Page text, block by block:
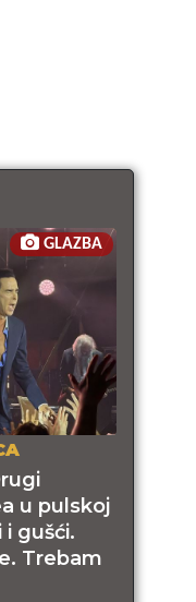
GLAZBA
u pulskoj
gušći.
Trebam